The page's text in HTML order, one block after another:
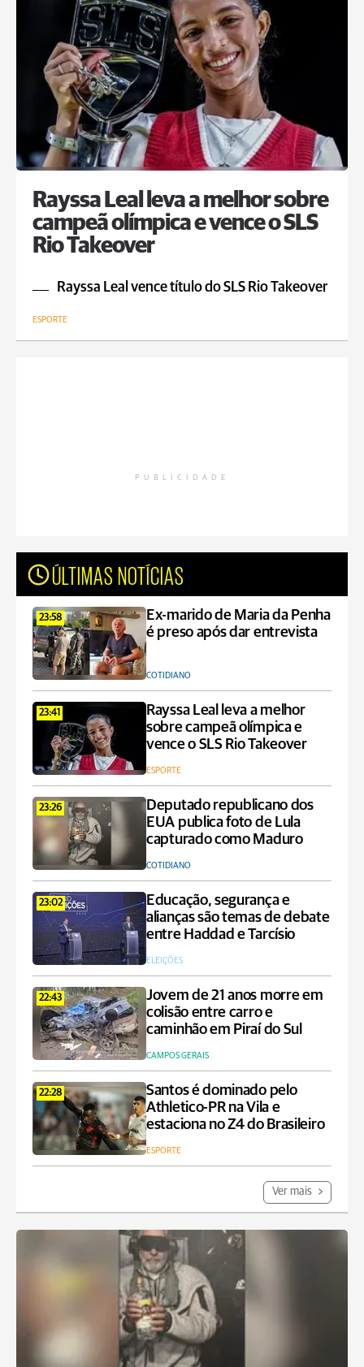
Rayssa Leal leva a melhor sobre
campeã olímpica e vence o SLS
Rio Takeover
Rayssa Leal vence título do SLS Rio Takeover
ESPORTE
PUBLICIDADE
ÚLTIMAS NOTÍCIAS
23:58
Ex-marido de Maria da Penha
é preso após dar entrevista
COTIDIANO
23:41
Rayssa Leal leva a melhor
sobre campeã olímpica e
vence o SLS Rio Takeover
ESPORTE
23:26
Deputado republicano dos
EUA publica foto de Lula
capturado como Maduro
COTIDIANO
23:02
Educação, segurança e
alianças são temas de debate
entre Haddad e Tarcísio
ELEIÇÕES
22:43
Jovem de 21 anos morre em
colisão entre carro e
caminhão em Piraí do Sul
CAMPOS GERAIS
22:28
Santos é dominado pelo
Athletico-PR na Vila e
estaciona no Z4 do Brasileiro
ESPORTE
Ver mais